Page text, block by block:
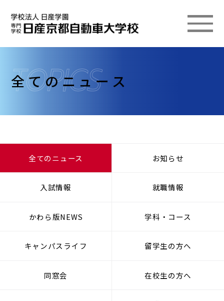
全てのニュース
全てのニュース お知らせ
入試情報 就職情報
かわら版NEWS 学科・コース
キャンパスライフ 留学生の方へ
同窓会 在校生の方へ